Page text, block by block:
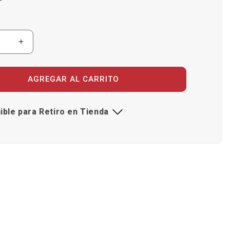
Aumentar
cantidad
para
Kem
Fast
AGREGAR AL CARRITO
para Retiro en Tienda